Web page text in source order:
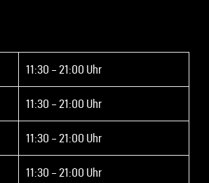
11:30 – 21:00 Uhr
11:30 – 21:00 Uhr
11:30 – 21:00 Uhr
11:30 – 21:00 Uhr